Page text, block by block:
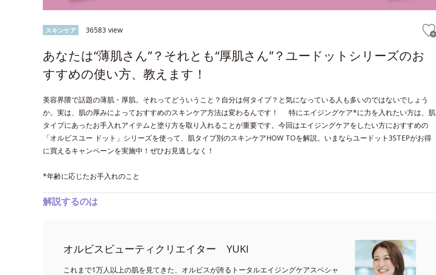
スキンケア 36583 view
あなたは“薄肌さん”？それとも“厚肌さん”？ユードットシリーズのお
すすめの使い方、教えます！
美容界隈で話題の薄肌・厚肌。それってどういうこと？自分は何タイプ？と気になっている人も多いのではないでしょう
か。実は、肌の厚みによっておすすめのスキンケア方法は変わるんです！ 特にエイジングケア*に力を入れたい方は、肌
タイプにあったお手入れアイテムと塗り方を取り入れることが重要です。今回はエイジングケアをしたい方におすすめの
「オルビスユー ドット」シリーズを使って、肌タイプ別のスキンケアHOW TOを解説。いまならユードット3STEPがお得
に買えるキャンペーンを実施中！ぜひお見逃しなく！
*年齢に応じたお手入れのこと
解説するのは
オルビスビューティクリエイター YUKI
これまで1万人以上の肌を見てきた、オルビスが誇るトータルエイジングケアスペシャ